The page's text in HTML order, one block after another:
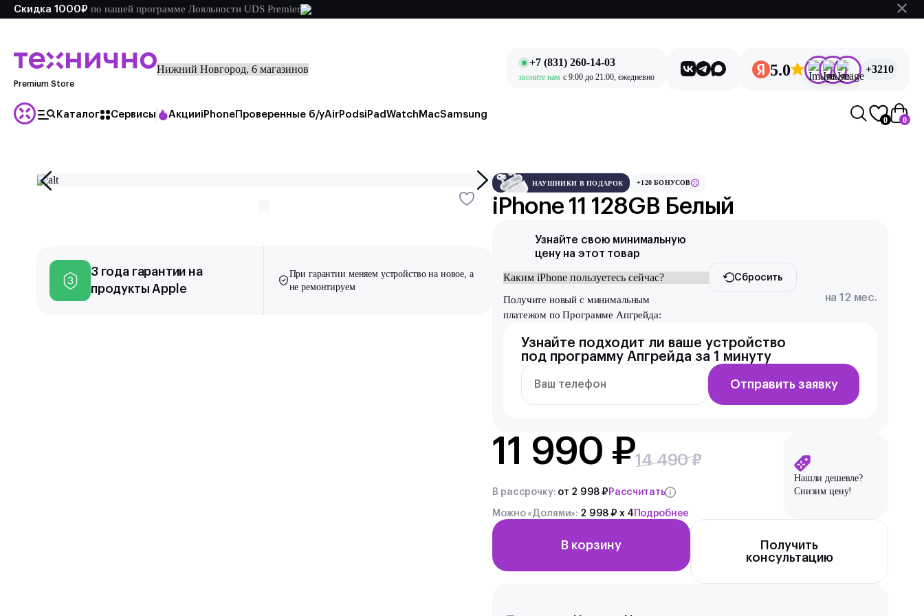
Скидка 1000₽ по нашей программе Лояльности UDS Premier
Premium Store
+7 (831) 260-14-03
звоните нам c 9:00 до 21:00, ежедневно 5.0 +3210
Каталог Сервисы АкцииiPhone Проверенные б/уAirPodsiPad Watch MacSamsung
0 0
3 года гарантии на
продукты Apple
При гарантии меняем устройство на новое, а
не ремонтируем
НАУШНИКИ В ПОДАРОК +120 БОНУСОВ
iPhone 11 128GB Белый
Узнайте свою минимальную
цену на этот товар
Сбросить
Получите новыйс минимальным
платежом по Программе Апгрейда:
на 12 мес.
Узнайте подходит ли ваше устройство
под программу Апгрейда за 1 минуту
Отправить заявку
11 990 ₽14 490 ₽
В рассрочку: от 2 998 ₽ Рассчитать
Можно «Долями»: 2 998 ₽ x 4 Подробнее
Нашли дешевле?
Снизим цену!
В корзину
Получить
консультацию